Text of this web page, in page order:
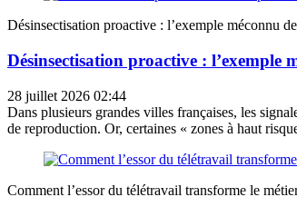
Désinsectisation proactive : l’exemple méconnu
Désinsectisation proactive : l’exemple
28 juillet 2026 02:44
Dans plusieurs grandes villes françaises, les
de reproduction. Or, certaines « zones à haut
Comment l’essor du télétravail transforme le